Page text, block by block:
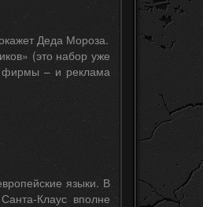
Деда Мороза.
(это набор уже
фирмы – и реклама
языки. В
Клаус вполне